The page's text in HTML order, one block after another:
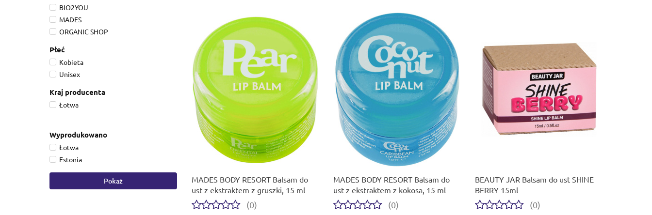
BIO2YOU
MADES
ORGANIC SHOP
Płeć
Kobieta
Unisex
Kraj producenta
Łotwa
Wyprodukowano
Łotwa
Estonia
Pokaż Produkt niedostępny
MADES BODY RESORT Balsam do
ust z ekstraktem z gruszki, 15 ml
(0)
Produkt niedostępny
MADES BODY RESORT Balsam do
ust z ekstraktem z kokosa, 15 ml
(0)
Produkt niedostępny
BEAUTY JAR Balsam do ust SHINE
BERRY 15ml
(0)